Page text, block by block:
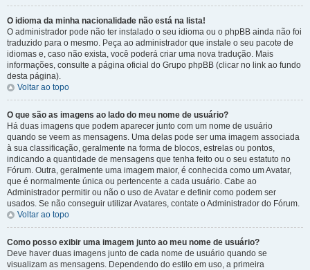
O idioma da minha nacionalidade não está na lista!
O administrador pode não ter instalado o seu idioma ou o phpBB ainda não foi
traduzido para o mesmo. Peça ao administrador que instale o seu pacote de
idiomas e, caso não exista, você poderá criar uma nova tradução. Mais
informações, consulte a página oficial do Grupo phpBB (clicar no link ao fundo
desta página).
Voltar ao topo
O que são as imagens ao lado do meu nome de usuário?
Há duas imagens que podem aparecer junto com um nome de usuário
quando se veem as mensagens. Uma delas pode ser uma imagem associada
à sua classificação, geralmente na forma de blocos, estrelas ou pontos,
indicando a quantidade de mensagens que tenha feito ou o seu estatuto no
Fórum. Outra, geralmente uma imagem maior, é conhecida como um Avatar,
que é normalmente única ou pertencente a cada usuário. Cabe ao
Administrador permitir ou não o uso de Avatar e definir como podem ser
usados. Se não conseguir utilizar Avatares, contate o Administrador do Fórum.
Voltar ao topo
Como posso exibir uma imagem junto ao meu nome de usuário?
Deve haver duas imagens junto de cada nome de usuário quando se
visualizam as mensagens. Dependendo do estilo em uso, a primeira